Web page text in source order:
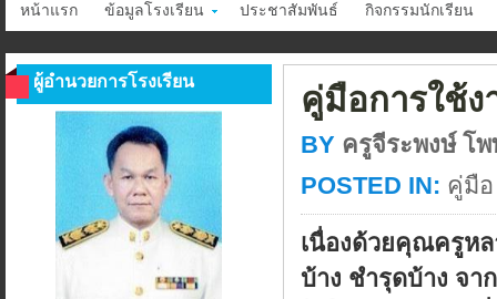
หน้าแรก ข้อมูลโรงเรียน ประชาสัมพันธ์ กิจกรรมนักเรียน
คู่มือการใช้ง
BY ครูจีระพงษ์ โ
POSTED IN: คู่มือ
เนื่องด้วยคุณครูห
บ้าง ชำรุดบ้าง จ
ผู้อำนวยการโรงเรียน